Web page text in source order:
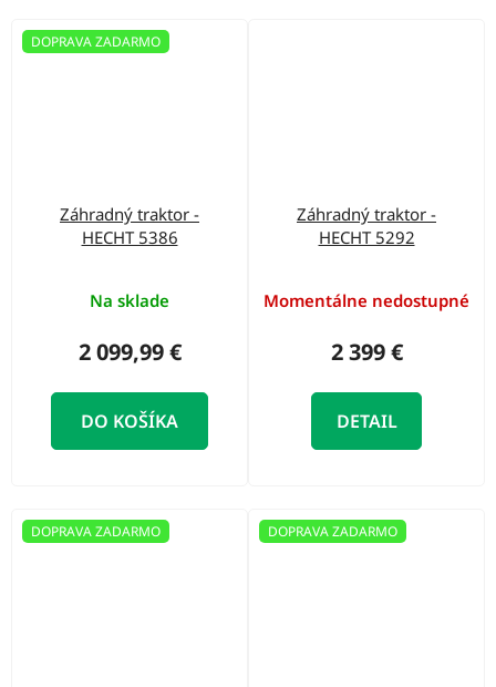
DOPRAVA ZADARMO
Záhradný traktor -
HECHT 5386
Na sklade
2 099,99 €
DO KOŠÍKA
Záhradný traktor -
HECHT 5292
Momentálne nedostupné
2 399 €
DETAIL
DOPRAVA ZADARMO DOPRAVA ZADARMO